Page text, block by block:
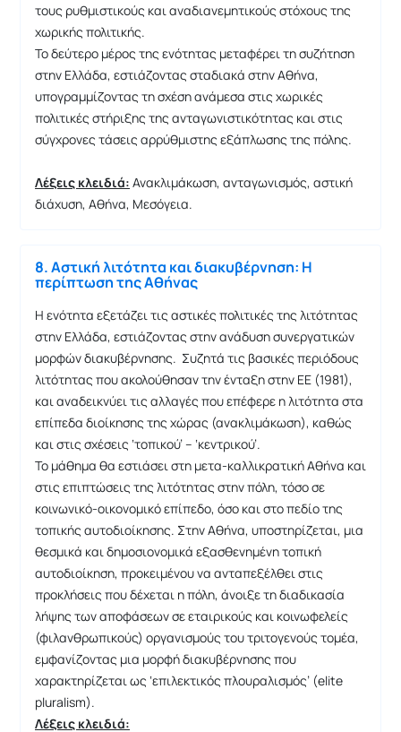
τους ρυθμιστικούς και αναδιανεμητικούς στόχους της
χωρικής πολιτικής.
Το δεύτερο μέρος της ενότητας μεταφέρει τη συζήτηση
στην Ελλάδα, εστιάζοντας σταδιακά στην Αθήνα,
υπογραμμίζοντας τη σχέση ανάμεσα στις χωρικές
πολιτικές στήριξης της ανταγωνιστικότητας και στις
σύγχρονες τάσεις αρρύθμιστης εξάπλωσης της πόλης.
Λέξεις κλειδιά: Ανακλιμάκωση, ανταγωνισμός, αστική
διάχυση, Αθήνα, Μεσόγεια.
8. Αστική λιτότητα και διακυβέρνηση: Η
περίπτωση της Αθήνας
Η ενότητα εξετάζει τις αστικές πολιτικές της λιτότητας
στην Ελλάδα, εστιάζοντας στην ανάδυση συνεργατικών
μορφών διακυβέρνησης. Συζητά τις βασικές περιόδους
λιτότητας που ακολούθησαν την ένταξη στην ΕΕ (1981),
και αναδεικνύει τις αλλαγές που επέφερε η λιτότητα στα
επίπεδα διοίκησης της χώρας (ανακλιμάκωση), καθώς
και στις σχέσεις ‘τοπικού’ – ‘κεντρικού’.
Το μάθημα θα εστιάσει στη μετα-καλλικρατική Αθήνα και
στις επιπτώσεις της λιτότητας στην πόλη, τόσο σε
κοινωνικό-οικονομικό επίπεδο, όσο και στο πεδίο της
τοπικής αυτοδιοίκησης. Στην Αθήνα, υποστηρίζεται, μια
θεσμικά και δημοσιονομικά εξασθενημένη τοπική
αυτοδιοίκηση, προκειμένου να ανταπεξέλθει στις
προκλήσεις που δέχεται η πόλη, άνοιξε τη διαδικασία
λήψης των αποφάσεων σε εταιρικούς και κοινωφελείς
(φιλανθρωπικούς) οργανισμούς του τριτογενούς τομέα,
εμφανίζοντας μια μορφή διακυβέρνησης που
χαρακτηρίζεται ως ‘επιλεκτικός πλουραλισμός’ (elite
pluralism).
Λέξεις κλειδιά: